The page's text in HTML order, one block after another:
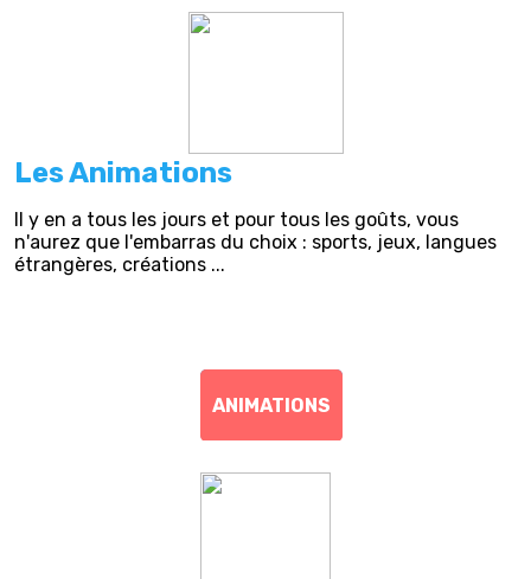
Les Animations
Il y en a tous les jours et pour tous les goûts, vous
n'aurez que l'embarras du choix : sports, jeux, langues
étrangères, créations ...
ANIMATIONS